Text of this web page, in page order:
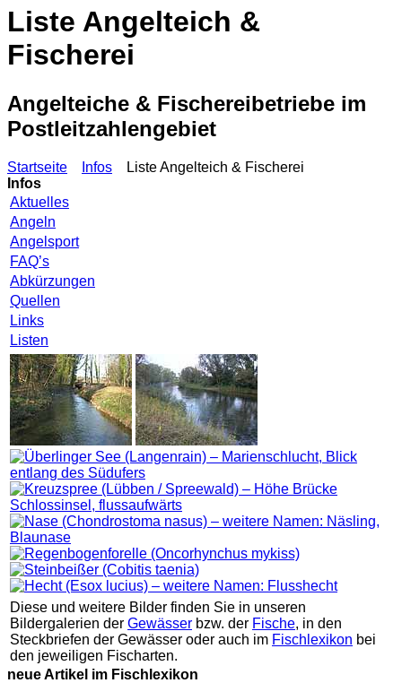
Liste Angelteich &
Fischerei
Angelteiche & Fischereibetriebe im
Postleitzahlengebiet
Startseite Infos
Liste Angelteich & Fischerei
Infos
Aktuelles
Angeln
Angelsport
FAQ’s
Abkürzungen
Quellen
Links
Listen
Diese und weitere Bilder finden Sie in unseren
Bildergalerien der Gewässer bzw. der Fische, in den
Steckbriefen der Gewässer oder auch im Fischlexikon bei
den jeweiligen Fischarten.
neue Artikel im Fischlexikon